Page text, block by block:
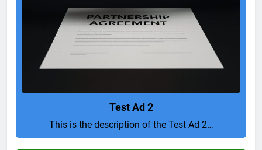
Test Ad 2
This is the description of the Test Ad 2…